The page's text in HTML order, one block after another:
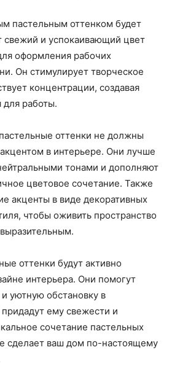
пастельным оттенком будет
свежий и успокаивающий цвет
оформления рабочих
Он стимулирует творческое
концентрации, создавая
работы.
оттенки не должны
в интерьере. Они лучше
тонами и дополняют
цветовое сочетание. Также
акценты в виде декоративных
чтобы оживить пространство
оттенки будут активно
интерьера. Они помогут
уютную обстановку в
ему свежести и
сочетание пастельных
сделает ваш дом по-настоящему